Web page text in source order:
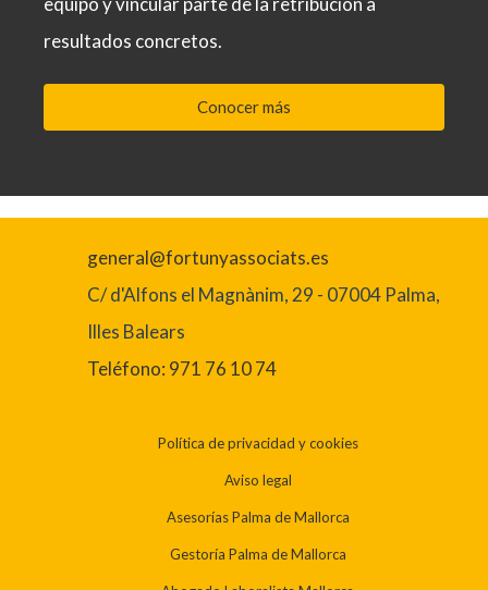
resultados concretos.
Conocer más
general@fortunyassociats.es
C/ d'Alfons el Magnànim, 29 - 07004 Palma,
Illes Balears
Teléfono: 971 76 10 74
Política de privacidad y cookies
Aviso legal
Asesorías Palma de Mallorca
Gestoría Palma de Mallorca